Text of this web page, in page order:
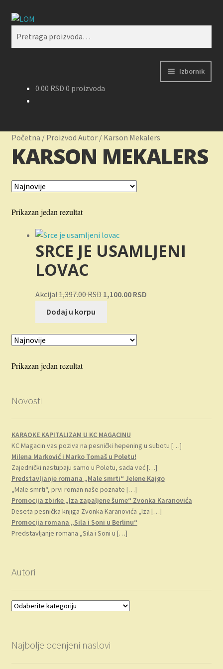
Preskoči
navigaciju
Skoči
Pretraži
Izbornik
Korpa
Novosti
O nama
Uslovi korišćenja
0.00 RSD 0 proizvoda
Početna / Proizvod Autor/ Karson Mekalers
KARSON MEKALERS
Prikazan jedan rezultat
SRCE JE USAMLJENI
LOVAC
Akcija!1,397.00RSD Originalna
1,397.00 RSD.
1,100.00 RSDTrenutna
Dodaj u korpu
Prikazan jedan rezultat
Novosti
KARAOKE KAPITALIZAM U KC MAGACINU
KC Magacin vas poziva na pesnički hepening u subotu […]
Milena Marković i Marko Tomaš u Poletu!
Zajednički nastupaju samo u Poletu, sada već[…]
Predstavljanje romana „Male smrti“ Jelene Kajgo
„Male smrti“, prvi roman naše poznate […]
Promocija zbirke „Iza zapaljene šume“ Zvonka Karanovića
Deseta pesnička knjiga Zvonka Karanovića „Iza […]
Promocija romana „Sila i Soni u Berlinu“
Predstavljanje romana „Sila i Soni u […]
Autori
Najbolje ocenjeni naslovi